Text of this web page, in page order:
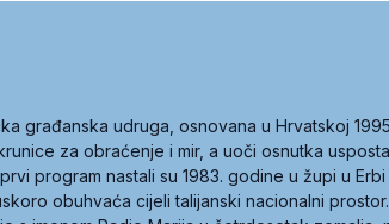
građanska udruga, osnovana u Hrvatskoj
za obraćenje i mir, a uoči osnutka
program nastali su 1983. godine u župi u Erbi
obuhvaća cijeli talijanski nacionalni